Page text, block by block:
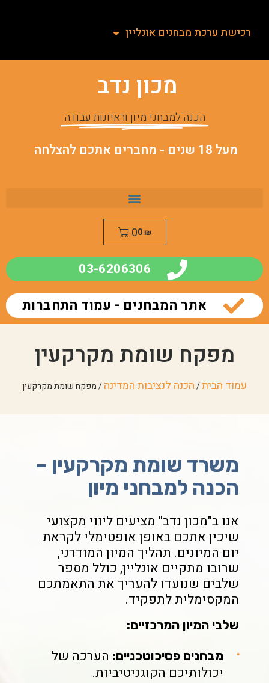
רכישת ערכת מבחנים אונליין
מכון נדב
הכנה למבחני מיון וראיונות עבודה
מעל 18 שנים - מחברים אתכם להצלחה
0₪
0
03-6206306
אתר המבחנים - עמוד התחברות
מפקח שומת מקרקעין
עמוד הבית/הכנה לנציבות המדינה/ מפקח שומת מקרקעין
משרד שומת מקרקעין –
הכנה למבחני מיון
אנו ב"מכון נדב" מציעים ליווי מקצועי
שיכין אתכם באופן אופטימלי לקראת
יום המיונים. תהליך המיון המודרני,
שרובו מתקיים אונליין, כולל מספר
שלבים שנועדו להעריך את התאמתכם
המקסימלית לתפקיד.
שלבי המיון המרכזיים:
מבחנים פסיכוטכניים: הערכה של
יכולותיכם הקוגניטיביות.